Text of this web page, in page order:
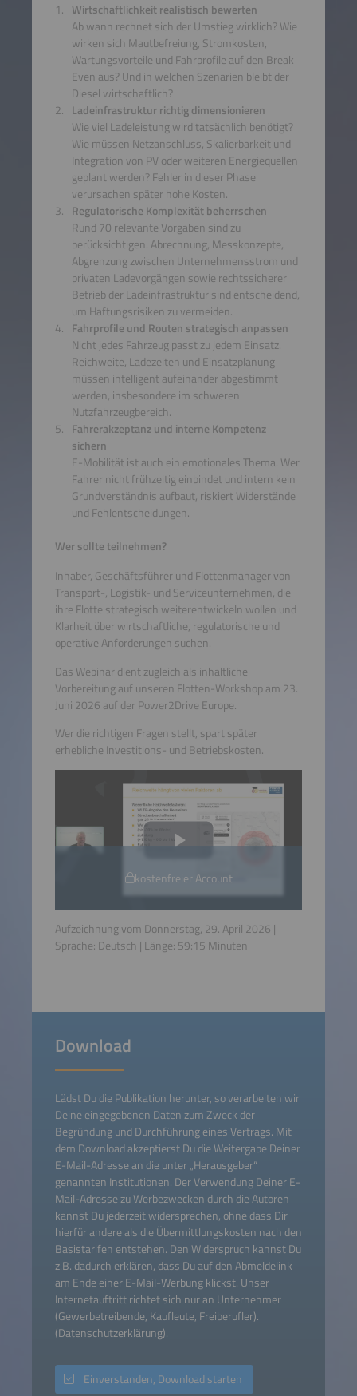
Wirtschaftlichkeit realistisch bewerten
Ab wann rechnet sich der Umstieg wirklich? Wie
wirken sich Mautbefreiung, Stromkosten,
Wartungsvorteile und Fahrprofile auf den Break
Even aus? Und in welchen Szenarien bleibt der
Diesel wirtschaftlich?
Ladeinfrastruktur richtig dimensionieren
Wie viel Ladeleistung wird tatsächlich benötigt?
Wie müssen Netzanschluss, Skalierbarkeit und
Integration von PV oder weiteren Energiequellen
geplant werden? Fehler in dieser Phase
verursachen später hohe Kosten.
Regulatorische Komplexität beherrschen
Rund 70 relevante Vorgaben sind zu
berücksichtigen. Abrechnung, Messkonzepte,
Abgrenzung zwischen Unternehmensstrom und
privaten Ladevorgängen sowie rechtssicherer
Betrieb der Ladeinfrastruktur sind entscheidend,
um Haftungsrisiken zu vermeiden.
Fahrprofile und Routen strategisch anpassen
Nicht jedes Fahrzeug passt zu jedem Einsatz.
Reichweite, Ladezeiten und Einsatzplanung
müssen intelligent aufeinander abgestimmt
werden, insbesondere im schweren
Nutzfahrzeugbereich.
Fahrerakzeptanz und interne Kompetenz
sichern
E-Mobilität ist auch ein emotionales Thema. Wer
Fahrer nicht frühzeitig einbindet und intern kein
Grundverständnis aufbaut, riskiert Widerstände
und Fehlentscheidungen.
Wer sollte teilnehmen?
Inhaber, Geschäftsführer und Flottenmanager von
Transport-, Logistik- und Serviceunternehmen, die
ihre Flotte strategisch weiterentwickeln wollen und
Klarheit über wirtschaftliche, regulatorische und
operative Anforderungen suchen.
Das Webinar dient zugleich als inhaltliche
Vorbereitung auf unseren Flotten-Workshop am 23.
Juni 2026 auf der Power2Drive Europe.
Wer die richtigen Fragen stellt, spart später
erhebliche Investitions- und Betriebskosten.
kostenfreier Account
Aufzeichnung vom Donnerstag, 29. April 2026 |
Sprache: Deutsch | Länge: 59:15 Minuten
Download
Lädst Du die Publikation herunter, so verarbeiten wir
Deine eingegebenen Daten zum Zweck der
Begründung und Durchführung eines Vertrags. Mit
dem Download akzeptierst Du die Weitergabe Deiner
E-Mail-Adresse an die unter „Herausgeber“
genannten Institutionen. Der Verwendung Deiner E-
Mail-Adresse zu Werbezwecken durch die Autoren
kannst Du jederzeit widersprechen, ohne dass Dir
hierfür andere als die Übermittlungskosten nach den
Basistarifen entstehen. Den Widerspruch kannst Du
z.B. dadurch erklären, dass Du auf den Abmeldelink
am Ende einer E-Mail-Werbung klickst. Unser
Internetauftritt richtet sich nur an Unternehmer
(Gewerbetreibende, Kaufleute, Freiberufler).
(Datenschutzerklärung).
Einverstanden, Download starten